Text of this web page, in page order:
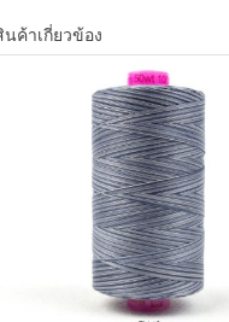
นค้าเกี่ยวข้อง